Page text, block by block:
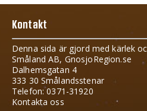
Kontakt
Denna sida är gjord med kärlek
Småland AB, GnosjoRegion.se
Dalhemsgatan 4
333 30 Smålandsstenar
Telefon: 0371-31920
Kontakta oss